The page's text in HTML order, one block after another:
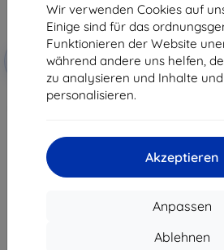
Wir verwenden Cookies auf
Einige sind für das
Funktionieren der Website
während andere uns helfen,
zu analysieren und Inhalte
personalisieren.
Akzeptieren
Anpassen
Ablehnen
Rabatt
mit
Gutschein
EXTRA10
3mk TechWrap Matte
47,90 €
Auf Lager > 5 Stk.